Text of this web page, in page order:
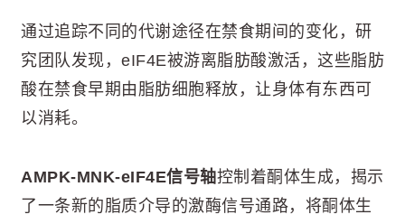
通过追踪不同的代谢途径在禁食期间的变化，研
究团队发现，eIF4E被游离脂肪酸激活，这些脂肪
酸在禁食早期由脂肪细胞释放，让身体有东西可
以消耗。
AMPK-MNK-eIF4E信号轴控制着酮体生成，揭示
了一条新的脂质介导的激酶信号通路，将酮体生